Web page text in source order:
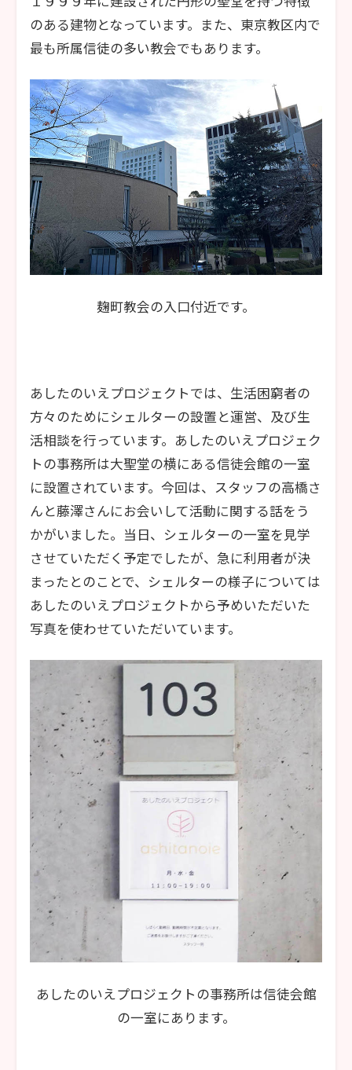
のある建物となっています。また、東京教区内で
最も所属信徒の多い教会でもあります。
麹町教会の入口付近です。
あしたのいえプロジェクトでは、生活困窮者の
方々のためにシェルターの設置と運営、及び生
活相談を行っています。あしたのいえプロジェク
トの事務所は大聖堂の横にある信徒会館の一室
に設置されています。今回は、スタッフの高橋さ
んと藤澤さんにお会いして活動に関する話をう
かがいました。当日、シェルターの一室を見学
させていただく予定でしたが、急に利用者が決
まったとのことで、シェルターの様子については
あしたのいえプロジェクトから予めいただいた
写真を使わせていただいています。
あしたのいえプロジェクトの事務所は信徒会館
の一室にあります。